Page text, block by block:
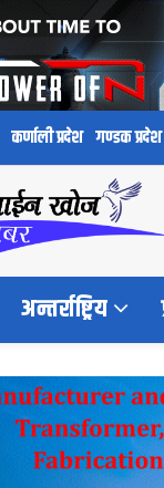
कर्णाली प्रदेश गण्डक प्रदेश
अन्तर्राष्ट्रिय